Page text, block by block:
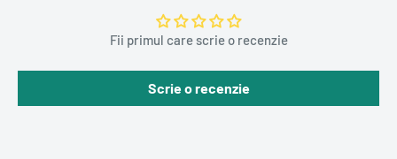
Fii primul care scrie o recenzie
Scrie o recenzie